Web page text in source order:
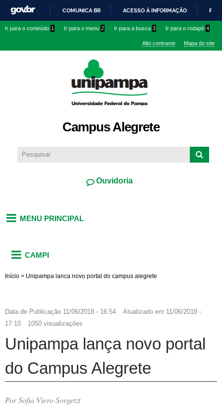
conteúdo
IR
O
COMUNICA BR ACESSO À INFORMAÇÃO
Ir para o conteúdo 1 Ir para o menu 2 Ir para a busca 3 Ir para o rodapé 4
Alto contraste Mapa do site
Campus Alegrete
Ouvidoria
MENU PRINCIPAL
CAMPI
Início > Unipampa lanca novo portal do campus alegrete
Data de Publicação 11/06/2018 - 16:54 Atualizado em 11/06/2018 -
17:10
1050 visualizações
Unipampa lança novo portal
do Campus Alegrete
Por Sofia Viero Sorgetzt